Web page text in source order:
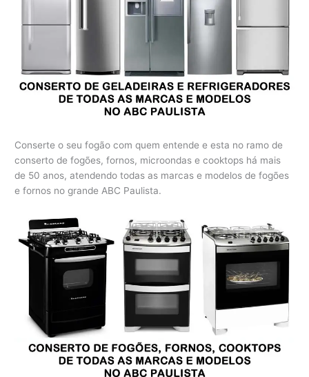
Conserte o seu fogão com quem entende e esta no ramo de
conserto de fogões, fornos, microondas e cooktops há mais
de 50 anos, atendendo todas as marcas e modelos de fogões
e fornos no grande ABC Paulista.